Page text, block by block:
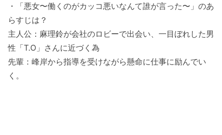
・「悪女〜働くのがカッコ悪いなんて誰が言った〜」のあ
らすじは？
主人公：麻理鈴が会社のロビーで出会い、一目ぼれした男
性「T.O」さんに近づく為
先輩：峰岸から指導を受けながら懸命に仕事に励んでい
く。